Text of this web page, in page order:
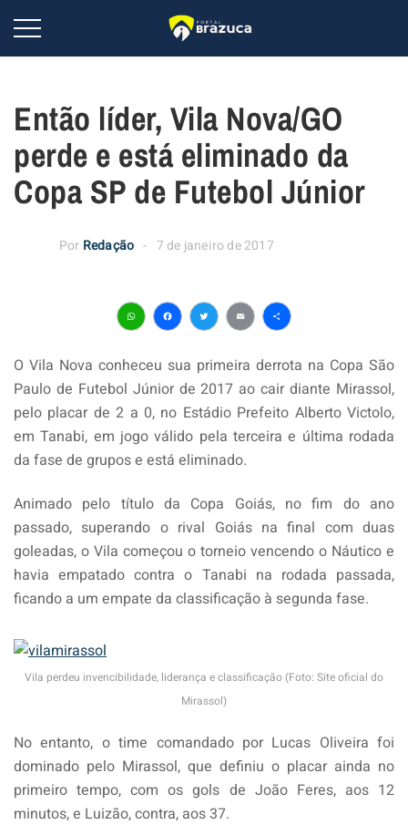
Então líder, Vila Nova/GO
perde e está eliminado da
Copa SP de Futebol Júnior
Por Redação 7 de janeiro de 2017
WhatsApp
Facebook
Twitter
EmailShare
O Vila Nova conheceu sua primeira derrota na Copa São
Paulo de Futebol Júnior de 2017 ao cair diante Mirassol,
pelo placar de 2 a 0, no Estádio Prefeito Alberto Victolo,
em Tanabi, em jogo válido pela terceira e última rodada
da fase de grupos e está eliminado.
Animado pelo título da Copa Goiás, no fim do ano
passado, superando o rival Goiás na final com duas
goleadas, o Vila começou o torneio vencendo o Náutico e
havia empatado contra o Tanabi na rodada passada,
ficando a um empate da classificação à segunda fase.
Vila perdeu invencibilidade, liderança e classificação (Foto: Site oficial do
Mirassol)
No entanto, o time comandado por Lucas Oliveira foi
dominado pelo Mirassol, que definiu o placar ainda no
primeiro tempo, com os gols de João Feres, aos 12
minutos, e Luizão, contra, aos 37.